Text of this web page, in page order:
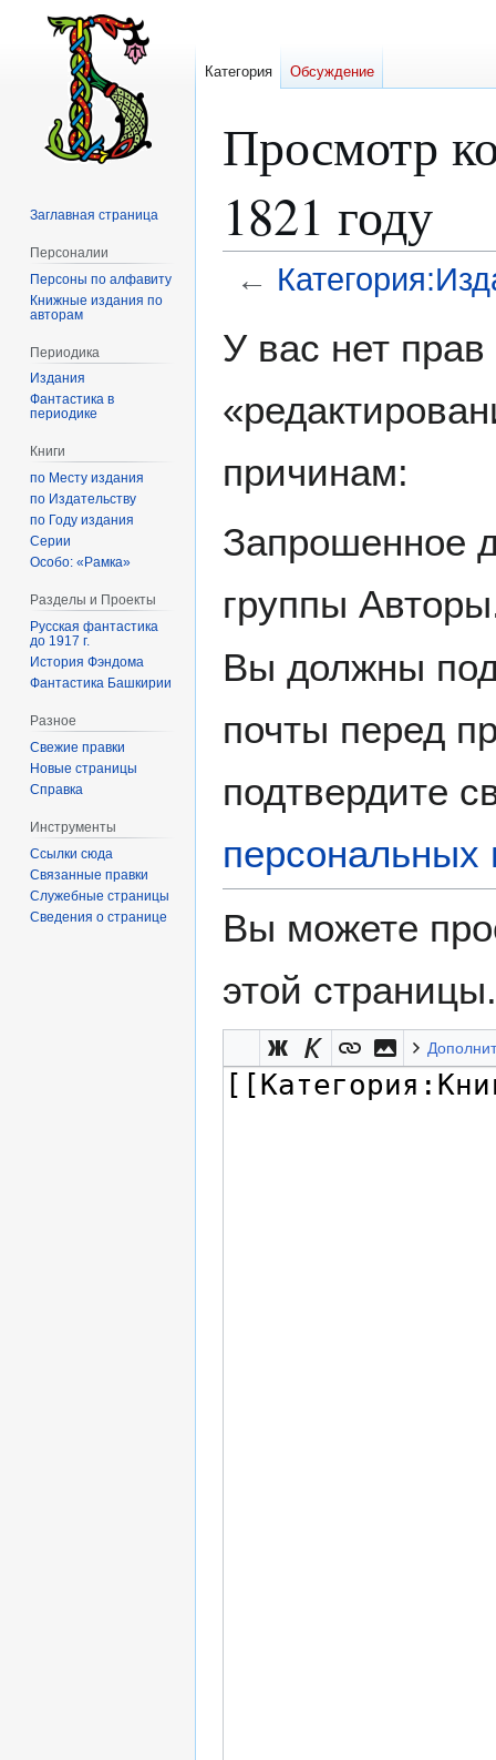
Просмотр
1821 году
←
У вас нет
причинам:
Запрошенное
группы
Вы должны
почты перед
подтвердите
персональных
Вы можете
этой страницы.
Категория Обсуждение
Заглавная страница
Персоналии
Персоны по алфавиту
Книжные издания по
авторам
Периодика
Издания
Фантастика в
периодике
Книги
по Месту издания
по Издательству
по Году издания
Серии
Особо: «Рамка»
Разделы и Проекты
Русская фантастика
до 1917 г.
История Фэндома
Фантастика Башкирии
Разное
Свежие правки
Новые страницы
Справка
Инструменты
Ссылки сюда
Связанные правки
Служебные страницы
Сведения о странице